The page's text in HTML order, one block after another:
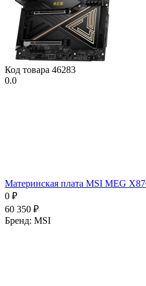
Код товара 46283
0.0
Материнская плата MSI MEG
0 ₽
60 350 ₽
Бренд: MSI